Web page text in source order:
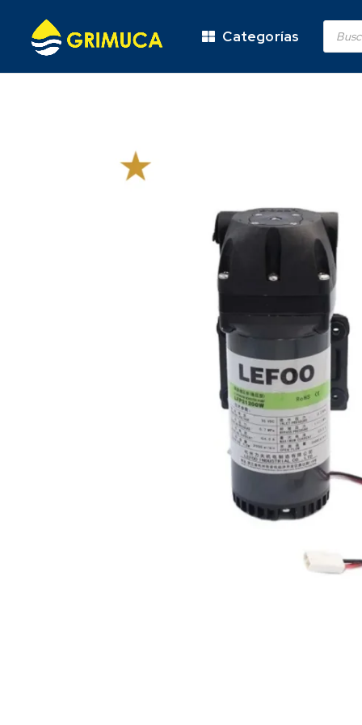
Categorías